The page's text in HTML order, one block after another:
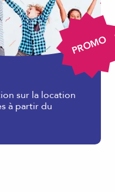
PROMO
sur la location
à partir du